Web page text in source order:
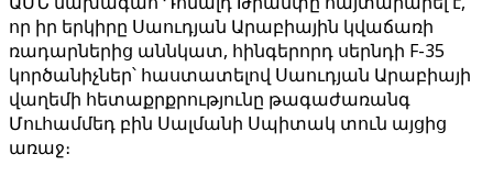
որ իր երկիրը Սաուդյան Արաբիային կվաճառի
ռադարներից աննկատ, հինգերորդ սերնդի F-35
կործանիչներ՝ հաստատելով Սաուդյան Արաբիայի
վաղեմի հետաքրքրությունը թագաժառանգ
Մուհամմեդ բին Սալմանի Սպիտակ տուն այցից
առաջ։